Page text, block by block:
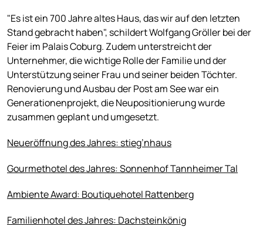
"Es ist ein 700 Jahre altes Haus, das wir auf den letzten
Stand gebracht haben", schildert Wolfgang Gröller bei der
Feier im Palais Coburg. Zudem unterstreicht der
Unternehmer, die wichtige Rolle der Familie und der
Unterstützung seiner Frau und seiner beiden Töchter.
Renovierung und Ausbau der Post am See war ein
Generationenprojekt, die Neupositionierung wurde
zusammen geplant und umgesetzt.
Neueröffnung des Jahres: stieg’nhaus
Gourmethotel des Jahres: Sonnenhof Tannheimer Tal
Ambiente Award: Boutiquehotel Rattenberg
Familienhotel des Jahres: Dachsteinkönig